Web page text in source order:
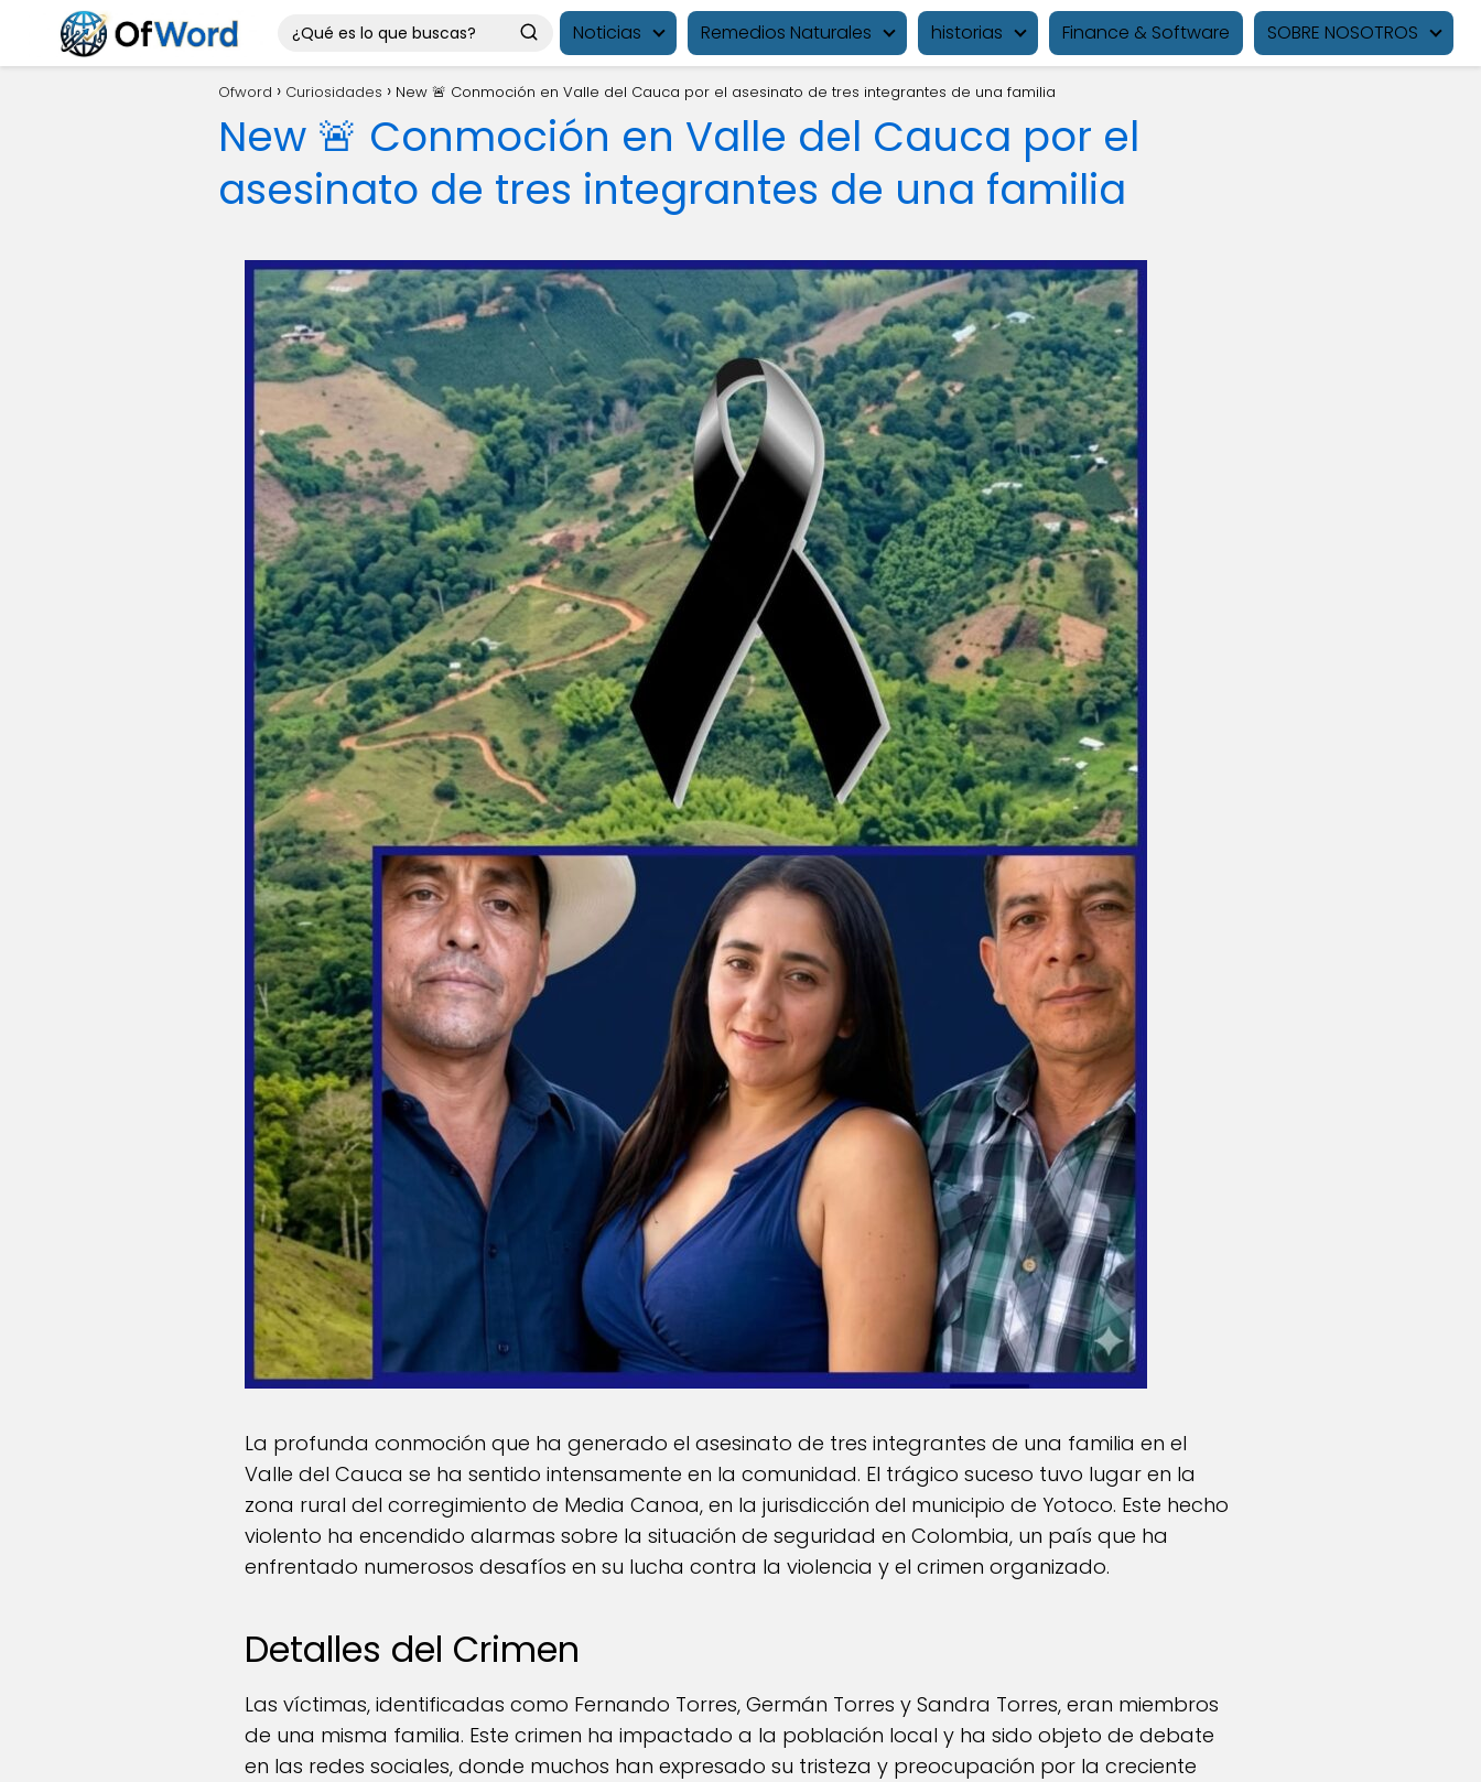
Noticias Remedios Naturales historias Finance & Software SOBRE NOSOTROS
Ofword Curiosidades New 🚨 Conmoción en Valle del Cauca por el asesinato de tres integrantes de una familia
New 🚨 Conmoción en Valle del Cauca por el
asesinato de tres integrantes de una familia
La profunda conmoción que ha generado el asesinato de tres integrantes de una familia en el
Valle del Cauca se ha sentido intensamente en la comunidad. El trágico suceso tuvo lugar en la
zona rural del corregimiento de Media Canoa, en la jurisdicción del municipio de Yotoco. Este hecho
violento ha encendido alarmas sobre la situación de seguridad en Colombia, un país que ha
enfrentado numerosos desafíos en su lucha contra la violencia y el crimen organizado.
Detalles del Crimen
Las víctimas, identificadas como Fernando Torres, Germán Torres y Sandra Torres, eran miembros
de una misma familia. Este crimen ha impactado a la población local y ha sido objeto de debate
en las redes sociales, donde muchos han expresado su tristeza y preocupación por la creciente